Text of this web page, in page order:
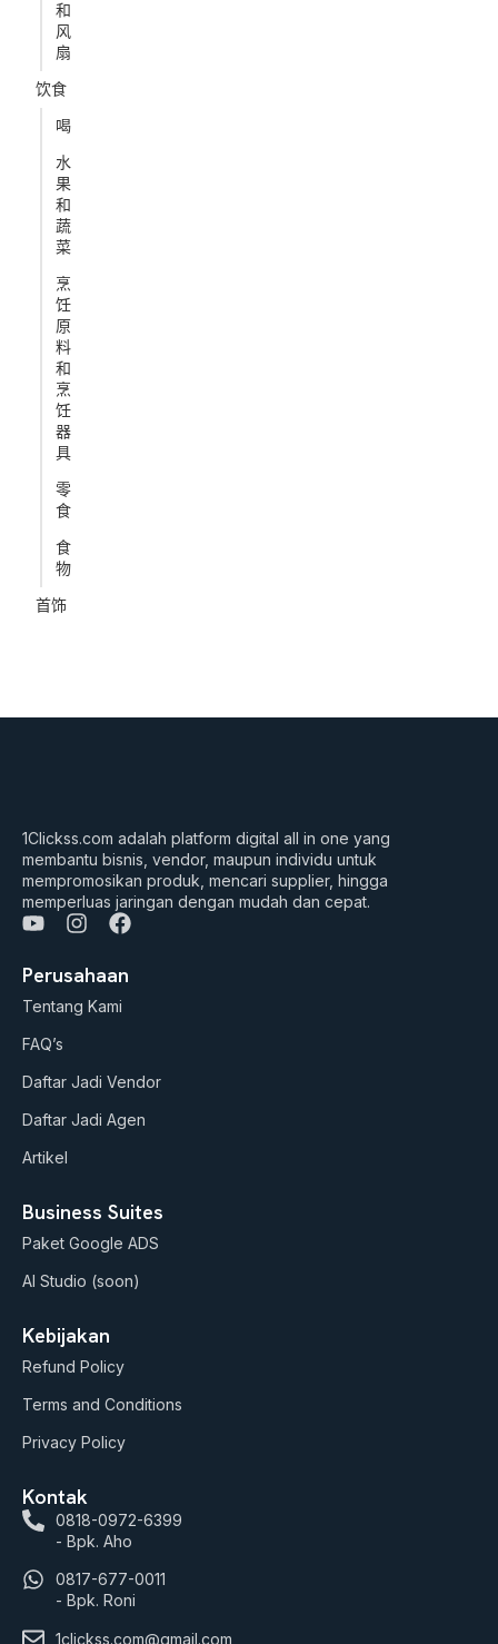
和
风
扇
饮食
喝
水
果
和
蔬
菜
烹
饪
原
料
和
烹
饪
器
具
零
食
食
物
首饰
1Clickss.com adalah platform digital all in one yang
membantu bisnis, vendor, maupun individu untuk
mempromosikan produk, mencari supplier, hingga
memperluas jaringan dengan mudah dan cepat.
Y
u
t
u
b
e
I
s
t
a
a
F
c
e
b
k
Perusahaan
Tentang Kami
FAQ’s
Daftar Jadi Vendor
Daftar Jadi Agen
Artikel
Business Suites
Paket Google ADS
AI Studio (soon)
Kebijakan
Refund Policy
Terms and Conditions
Privacy Policy
Kontak
0818-0972-6399
- Bpk. Aho
0817-677-0011
- Bpk. Roni
1clickss.com@gmail.com